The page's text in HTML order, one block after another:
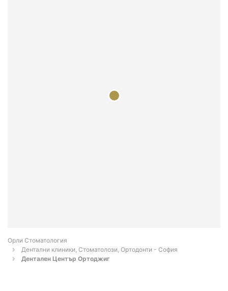
Орли Стоматология
Дентални клиники, Стоматолози, Ортодонти - София
Дентален Център Ортоджиг